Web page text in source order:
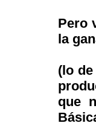
Pero
la
(lo
que